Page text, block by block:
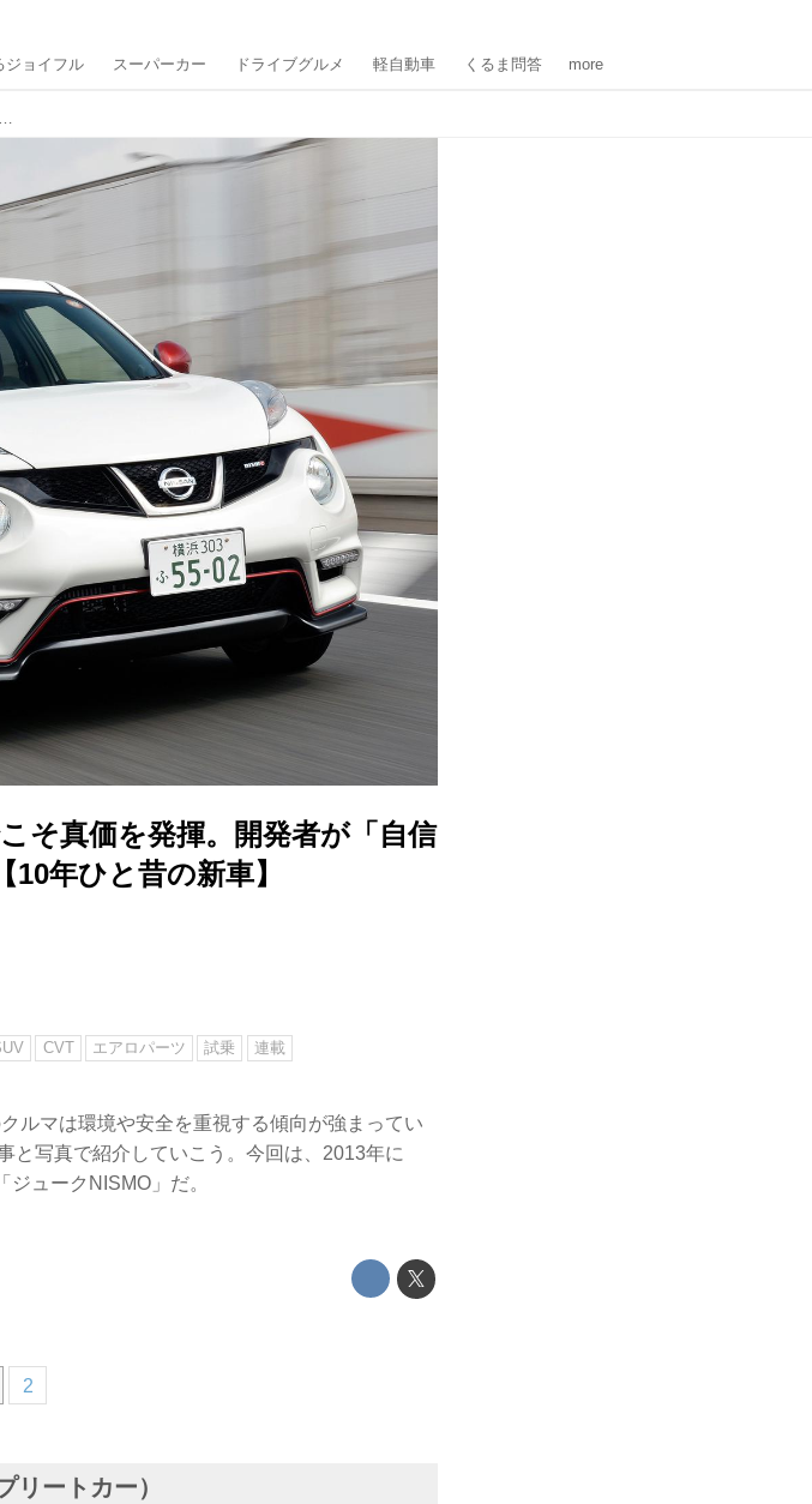
ジョイフル スーパーカー ドライブグルメ 軽自動車 くるま問答 more
日産 ジュークNISMOは高速域でこそ真価を発揮。開発者が「自信作」だと語ったパーツがあった【10年ひと昔の新車】
そ真価を発揮。開発者が「自信
年ひと昔の新車】
CVT エアロパーツ 試乗 連載
ルマは環境や安全を重視する傾向が強まってい
と写真で紹介していこう。今回は、2013年に
ュークNISMO」だ。
2
リートカー）